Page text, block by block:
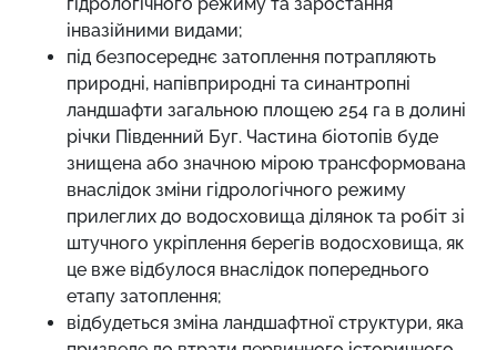
інвазійними видами;
під безпосереднє затоплення потрапляють
природні, напівприродні та синантропні
ландшафти загальною площею 254 га в долині
річки Південний Буг. Частина біотопів буде
знищена або значною мірою трансформована
внаслідок зміни гідрологічного режиму
прилеглих до водосховища ділянок та робіт зі
штучного укріплення берегів водосховища, як
це вже відбулося внаслідок попереднього
етапу затоплення;
відбудеться зміна ландшафтної структури, яка